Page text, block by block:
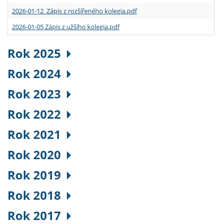
2026-01-12 Zápis z rozšířeného kolegia.pdf
2026-01-05 Zápis z užšího kolegia.pdf
Rok 2025
Rok 2024
Rok 2023
Rok 2022
Rok 2021
Rok 2020
Rok 2019
Rok 2018
Rok 2017